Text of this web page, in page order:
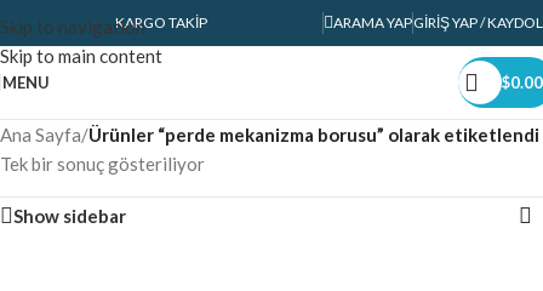
Skip to navigation
Skip to main content
KARGO TAKIP ARAMA YAPGIRIŞ YAP / KAYDOL
MENU $0.00
Ana Sayfa/Ürünler “perde mekanizma borusu” olarak etiketlendi
Tek bir sonuç gösteriliyor
Show sidebar